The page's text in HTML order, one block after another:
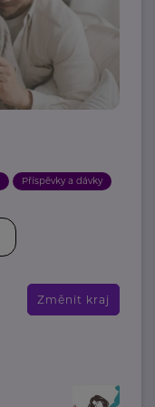
Příspěvky a dávky
Změnit kraj